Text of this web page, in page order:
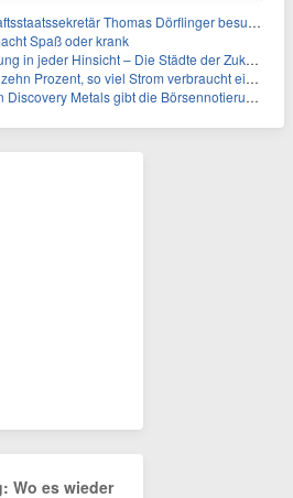
Thomas Dörflinger besucht Handwerksbetrieb im Kammerbezirk Freiburg
Spaß oder krank
in jeder Hinsicht – Die Städte der Zukunft sind grün-blau
Prozent, so viel Strom verbraucht ein Aufzug im Gebäude
Metals gibt die Börsennotierung an der Frankfurter Wertpapierbörse bekannt
Wo es wieder